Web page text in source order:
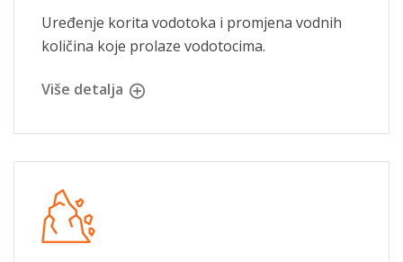
Uređenje korita vodotoka i promjena vodnih
količina koje prolaze vodotocima.
Više detalja